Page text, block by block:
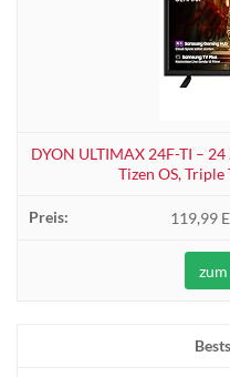
DYON ULTIMAX 24F-TI –
Tizen OS, Triple
119,99